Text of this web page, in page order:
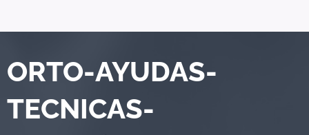
ORTO-AYUDAS-
TECNICAS-